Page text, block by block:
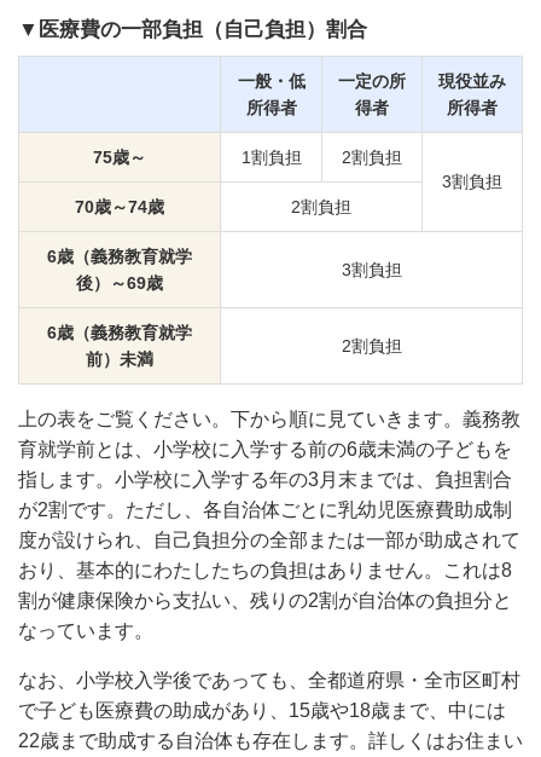
▼医療費の一部負担（自己負担）割合
一般・低
所得者
一定の所
得者
現役並み
所得者
75歳～ 1割負担
2割負担
3割負担
70歳～74歳
2割負担
6歳（義務教育就学
後）～69歳
3割負担
6歳（義務教育就学
前）未満
2割負担
上の表をご覧ください。下から順に見ていきます。義務教
育就学前とは、小学校に入学する前の6歳未満の子どもを
指します。小学校に入学する年の3月末までは、負担割合
が2割です。ただし、各自治体ごとに乳幼児医療費助成制
度が設けられ、自己負担分の全部または一部が助成されて
おり、基本的にわたしたちの負担はありません。これは8
割が健康保険から支払い、残りの2割が自治体の負担分と
なっています。
なお、小学校入学後であっても、全都道府県・全市区町村
で子ども医療費の助成があり、15歳や18歳まで、中には
22歳まで助成する自治体も存在します。詳しくはお住まい